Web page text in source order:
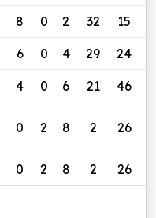
8 0 2 32 15
6 0 4 29 24
4 0 6 21 46
0 2 8 2 26
0 2 8 2 26